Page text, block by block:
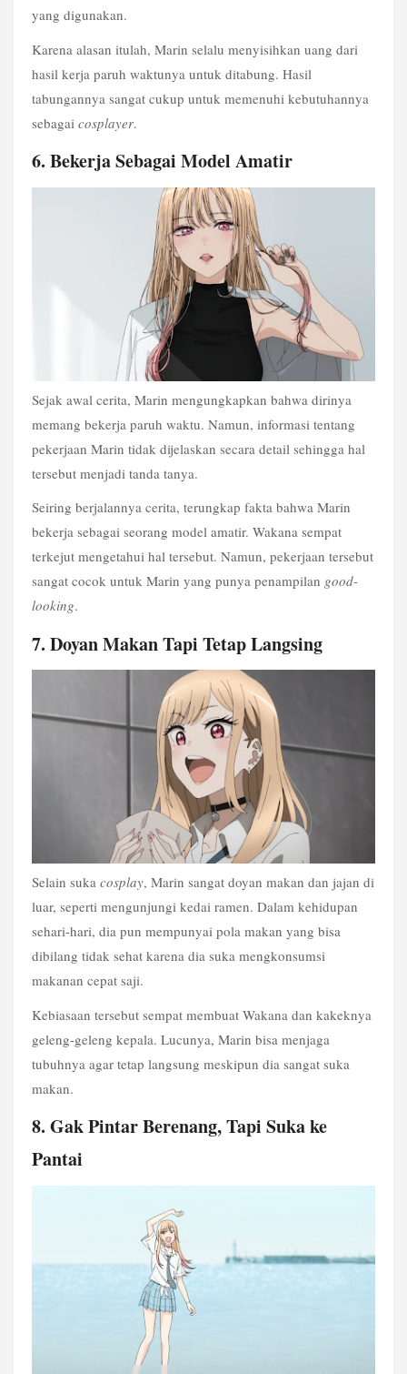
yang digunakan.
Karena alasan itulah, Marin selalu menyisihkan uang dari
hasil kerja paruh waktunya untuk ditabung. Hasil
tabungannya sangat cukup untuk memenuhi kebutuhannya
sebagai cosplayer.
6. Bekerja Sebagai Model Amatir
Sejak awal cerita, Marin mengungkapkan bahwa dirinya
memang bekerja paruh waktu. Namun, informasi tentang
pekerjaan Marin tidak dijelaskan secara detail sehingga hal
tersebut menjadi tanda tanya.
Seiring berjalannya cerita, terungkap fakta bahwa Marin
bekerja sebagai seorang model amatir. Wakana sempat
terkejut mengetahui hal tersebut. Namun, pekerjaan tersebut
sangat cocok untuk Marin yang punya penampilan good-
looking.
7. Doyan Makan Tapi Tetap Langsing
Selain suka cosplay, Marin sangat doyan makan dan jajan di
luar, seperti mengunjungi kedai ramen. Dalam kehidupan
sehari-hari, dia pun mempunyai pola makan yang bisa
dibilang tidak sehat karena dia suka mengkonsumsi
makanan cepat saji.
Kebiasaan tersebut sempat membuat Wakana dan kakeknya
geleng-geleng kepala. Lucunya, Marin bisa menjaga
tubuhnya agar tetap langsung meskipun dia sangat suka
makan.
8. Gak Pintar Berenang, Tapi Suka ke
Pantai